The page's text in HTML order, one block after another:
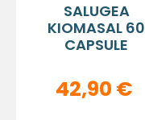
SALUGEA
KIOMASAL 60
CAPSULE
42,90 €